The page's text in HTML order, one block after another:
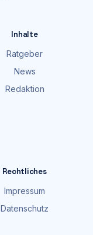
Inhalte
Ratgeber
News
Redaktion
Rechtliches
Impressum
Datenschutz